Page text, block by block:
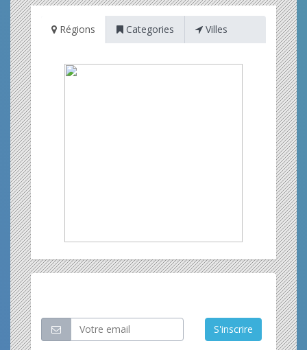
Régions Categories Villes
S'inscrire